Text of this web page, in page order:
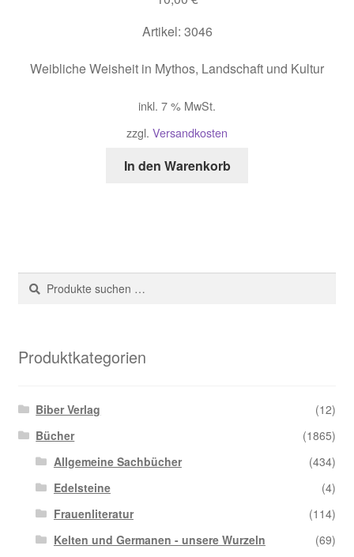
Artikel: 3046
Weibliche Weisheit in Mythos, Landschaft und Kultur
inkl. 7 % MwSt.
zzgl. Versandkosten
In den Warenkorb
Suche
nach:
Suchen
Produktkategorien
Biber Verlag
(12)
Bücher
(1865)
Allgemeine Sachbücher
(434)
Edelsteine
(4)
Frauenliteratur
(114)
Kelten und Germanen - unsere Wurzeln
(69)